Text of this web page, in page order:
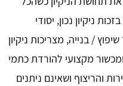
ניקיון נכון, יסודי
/ בנייה, מצריכות ניקיון
מקצועי להורדת כתמי
והריצוף ושאינם ניתנים